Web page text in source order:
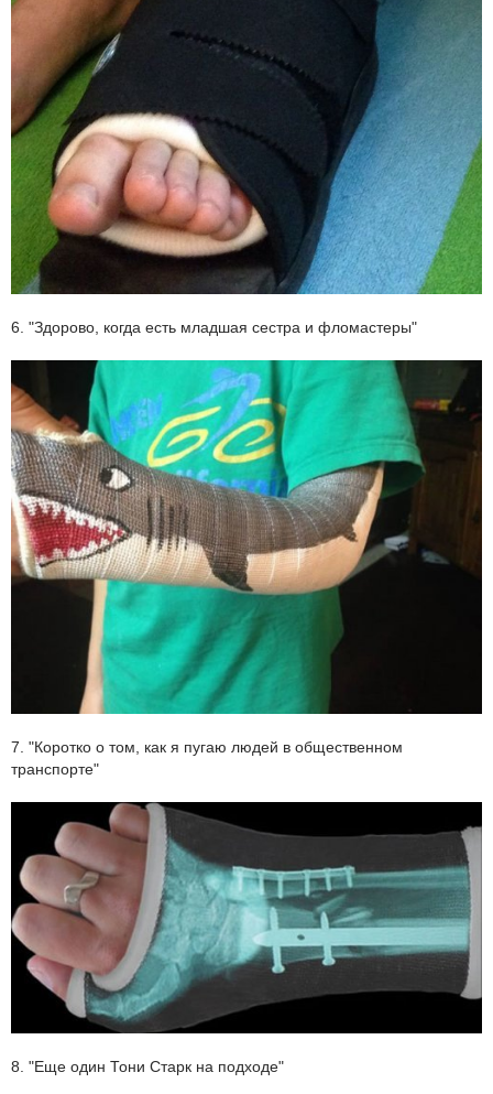
6. "Здорово, когда есть младшая сестра и фломастеры"
7. "Коротко о том, как я пугаю людей в общественном
транспорте"
8. "Еще один Тони Старк на подходе"